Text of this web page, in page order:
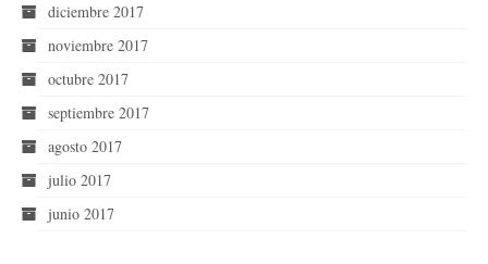
diciembre 2017
noviembre 2017
octubre 2017
septiembre 2017
agosto 2017
julio 2017
junio 2017